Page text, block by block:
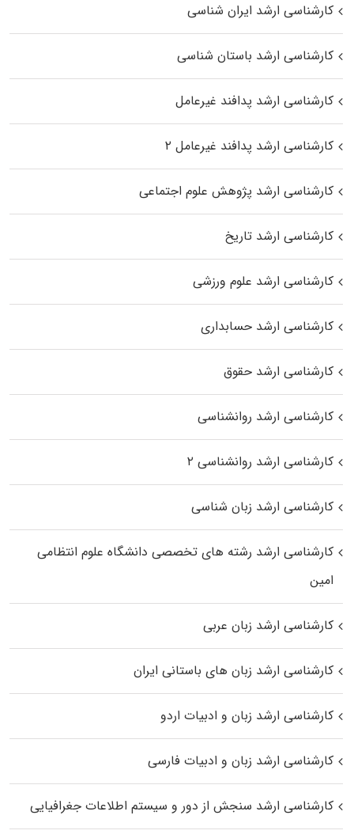
کارشناسی ارشد ایران شناسی
کارشناسی ارشد باستان شناسی
کارشناسی ارشد پدافند غیرعامل
کارشناسی ارشد پدافند غیرعامل ۲
کارشناسی ارشد پژوهش علوم اجتماعی
کارشناسی ارشد تاریخ
کارشناسی ارشد علوم ورزشی
کارشناسی ارشد حسابداری
کارشناسی ارشد حقوق
کارشناسی ارشد روانشناسی
کارشناسی ارشد روانشناسی ۲
کارشناسی ارشد زبان شناسی
کارشناسی ارشد رﺷﺘﻪ ﻫﺎی تخصصی داﻧﺸﮕﺎه ﻋﻠﻮم انتظامی
اﻣﻴﻦ
کارشناسی ارشد زبان عربی
کارشناسی ارشد زبان‌ های باستانی ایران
کارشناسی ارشد زبان و ادبیات اردو
کارشناسی ارشد زبان و ادبیات فارسی
کارشناسی ارشد سنجش از دور و سیستم اطلاعات جغرافیایی